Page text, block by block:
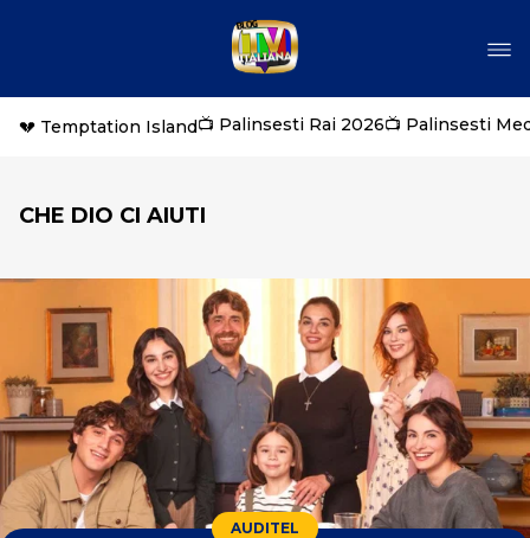
💔 Temptation Island📺 Palinsesti Rai 2026📺 Palinsesti
CHE DIO CI AIUTI
AUDITEL